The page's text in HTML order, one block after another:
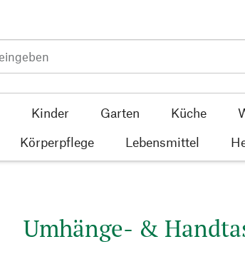
Kinder Garten Küche
Körperpflege Lebensmittel
Umhänge- &